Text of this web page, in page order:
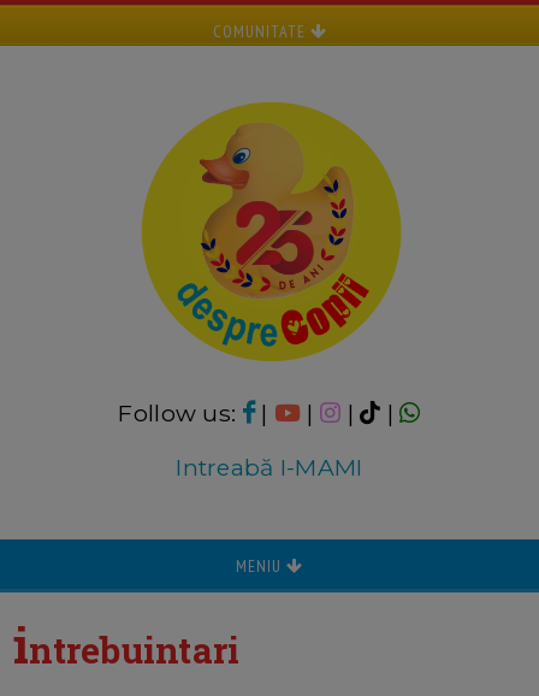
COMUNITATE
Follow us: | | |
|
Intreabă I-MAMI
MENIU
intrebuintari